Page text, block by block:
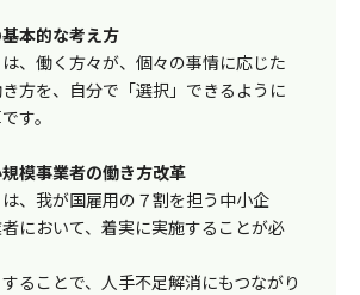
本的な考え方
は、働く方々が、個々の事情に応じた
方を、自分で「選択」できるように
す。
模事業者の働き方改革
は、我が国雇用の７割を担う中小企
において、着実に実施することが必
ることで、人手不足解消にもつながり